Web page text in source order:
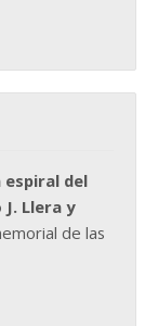
espiral del
Llera y
de las